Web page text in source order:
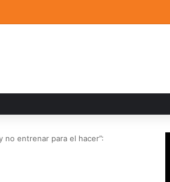
con nuevas obras de artistas
no entrenar para el hacer”: